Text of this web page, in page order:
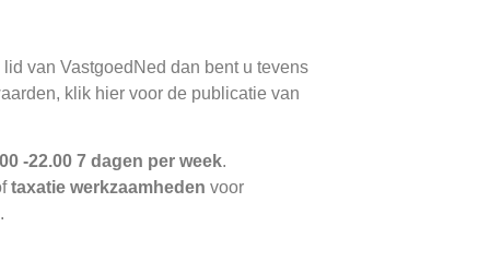
van VastgoedNed dan bent u tevens
klik hier voor de publicatie van
-22.00 7 dagen per week.
taxatie werkzaamheden voor